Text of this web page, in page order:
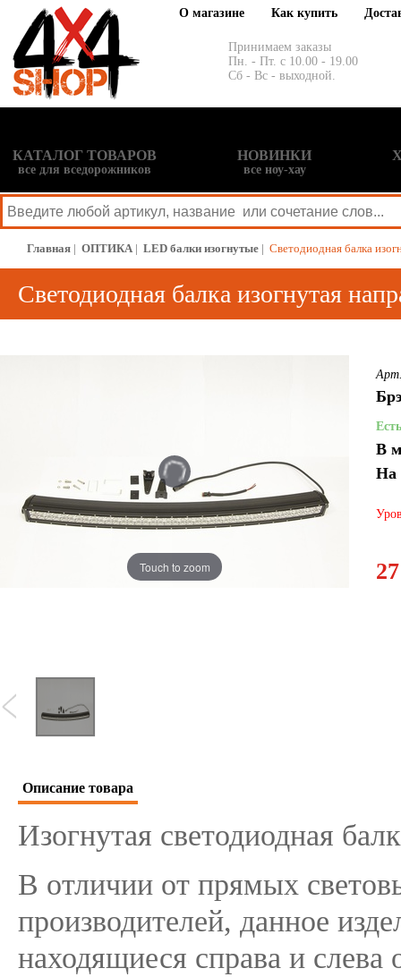
О магазине Как купить
Принимаем заказы
Пн. - Пт. с 10.00 - 19.00
Сб - Вс - выходной.
КАТАЛОГ ТОВАРОВ
все для вседорожников
НОВИНКИ
все ноу-хау
Главная | ОПТИКА | LED балки изогнутые | Светодиодная балка
Светодиодная балка изогнутая
Touch to zoom
Арт.
В
На
Описание товара
Изогнутая светодиодная
В отличии от прямых
производителей, данное
находящиеся справа и слева